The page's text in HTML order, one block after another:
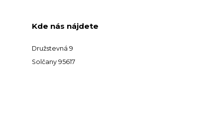
Kde nás nájdete
Družstevná 9
Solčany 95617